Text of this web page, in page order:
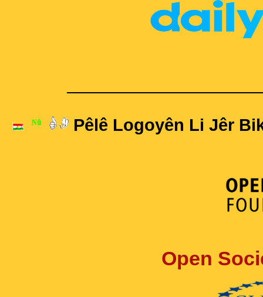
Pêlê Logoyên Li Jêr
Open